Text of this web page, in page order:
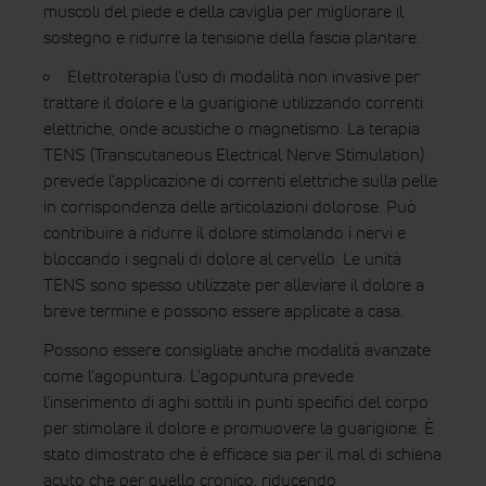
muscoli del piede e della caviglia per migliorare il
sostegno e ridurre la tensione della fascia plantare.
Elettroterapia l'uso di modalità non invasive per
trattare il dolore e la guarigione utilizzando correnti
elettriche, onde acustiche o magnetismo. La terapia
TENS (Transcutaneous Electrical Nerve Stimulation)
prevede l'applicazione di correnti elettriche sulla pelle
in corrispondenza delle articolazioni dolorose. Può
contribuire a ridurre il dolore stimolando i nervi e
bloccando i segnali di dolore al cervello. Le unità
TENS sono spesso utilizzate per alleviare il dolore a
breve termine e possono essere applicate a casa.
Possono essere consigliate anche modalità avanzate
come l'agopuntura. L'agopuntura prevede
l'inserimento di aghi sottili in punti specifici del corpo
per stimolare il dolore e promuovere la guarigione. È
stato dimostrato che è efficace sia per il mal di schiena
acuto che per quello cronico, riducendo